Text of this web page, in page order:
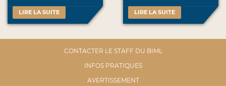
LIRE LA SUITE LIRE LA SUITE
CONTACTER LE STAFF DU BIML
INFOS PRATIQUES
AVERTISSEMENT